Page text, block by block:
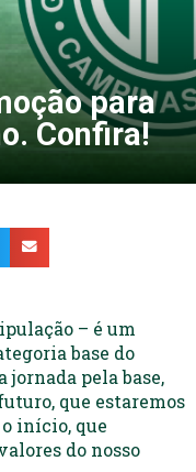
para
Confira!
– é um
base do
jornada pela base,
que estaremos
o início, que
do nosso